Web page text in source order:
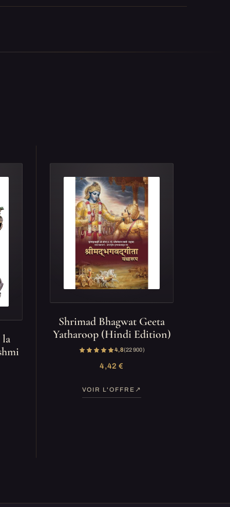
la
Shrimad Bhagwat Geeta
Yatharoop (Hindi Edition)
4,8(22 900)
4,42 €
VOIR L'OFFRE